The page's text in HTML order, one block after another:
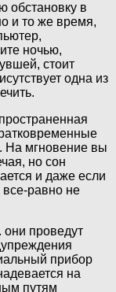
обстановку в
и то же время,
ночью,
стоит
одна из
На мгновение вы
но сон
и даже если
равно не
они проведут
прибор
на
путям